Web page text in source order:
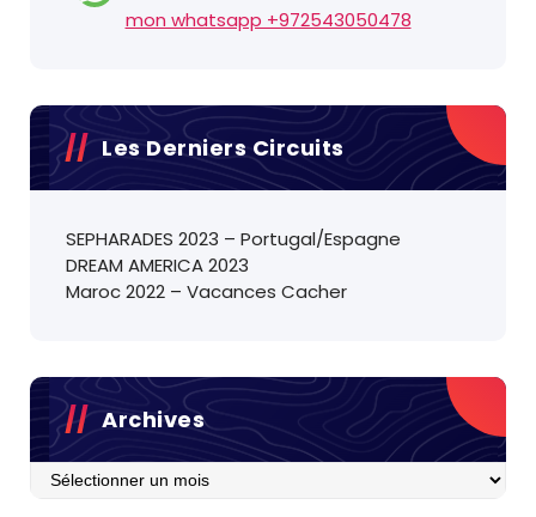
mon whatsapp +972543050478
Les Derniers Circuits
SEPHARADES 2023 – Portugal/Espagne
DREAM AMERICA 2023
Maroc 2022 – Vacances Cacher
Archives
Archives